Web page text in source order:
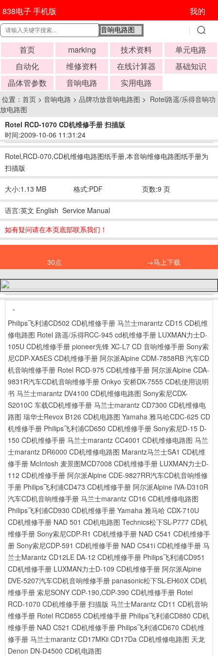
838电子 手机版 我的
首页 marking 技术资料
单元电路
自动化
维修资料 在线计算器
基础知识
晶体管参数
音响电路 实用电路
位置： 首页 > 音响电路 > 品牌功放音响电路图 > Rotel路遥/乐得音响功
放电路图
Rotel RCD-1070 CD机维修手册 扫描版
时间:2009-10-06 11:31:24
Rotel,RCD-070,CD机维修电路图纸手册,本音响维修电路图纸手册为
扫描版
大小:1.13 MB 格式:PDF 页数:9 页
语言:英文 English Service Manual
如有疑问请在本页底部联系我们！
30点 →马上下载
-
Philips飞利浦CD502 CD机维修手册 马兰士marantz CD15 CD机维
修电路图 Rotel 路遥/乐得RCC-945 cd机维修手册 LUXMAN力士D-
105U CD机维修手册 pioneer先锋 XC-L7 CD 音响维修手册 Sony索
尼CDP-XA5ES CD机维修手册 阿尔派Alpine CDM-7858RB 汽车CD
机音响维修手册 Rotel RCD-975 CD机维修手册 阿尔派Alpine CDA-
9831R汽车CD机音响维修手册 Onkyo 安桥DX-7555 CD机使用说明
书 马兰士marantz DV4100 CD机维修电路图 Sony索尼CDX-
S2010C 车载CD机维修手册 马兰士marantz CD7300 CD机维修电
路图 瑞华士Revox B126 CD机电路图 Yamaha 雅马哈CDC-625 CD
机维修手册 Philips飞利浦CD650 CD机维修手册 Sony索尼D-15 D-
150 CD机维修手册 马兰士marantz CC4001 CD机维修电路图 马兰
士marantz DR6000 CD机维修电路图 Marantz马兰士SA1 CD机维
修手册 McIntosh 麦景图MCD7008 CD机维修手册 LUXMAN力士D-
112 CD机维修手册 阿尔派Alpine CDE-9827RR汽车CD机音响维修
手册 Philips飞利浦CD473 CD机维修手册 阿尔派Alpine IVA-D310R
汽车CD机音响维修手册 马兰士marantz CD16 CD机维修电路图
Philips飞利浦CD930 CD机维修手册 Yamaha 雅马哈 CDX-710U
CD机维修手册 NAD 501 CD机电路图 Technics松下SL-P777 CD机
维修手册 Sony索尼CDP-R1 CD机维修手册 NAD C541 CD机维修手
册 Sony索尼CDP-591 CD机维修手册 NAD C541i CD机维修手册 马
兰士Marantz CD12LE DA-12 CD机维修手册 Philips飞利浦CD951
CD机维修手册 LUXMAN力士D-109 CD机维修手册 阿尔派Alpine
DVE-5207汽车CD机音响维修手册 panasonic松下SL-EH60X CD机
维修手册 索尼SONY CDP-190,CDP-390 CD机维修手册 Rotel
RCD-1070 CD机维修手册 扫描版 马兰士Marantz CD11 CD机音响
维修手册 Rotel RCD855 CD机维修手册 Philips飞利浦CD880 CD机
维修手册 NAD C521 CD机维修手册 Philips飞利浦CD670 CD机维
修手册 马兰士marantz CD17MKii CD17Da CD机维修电路图 天龙
Denon DN-D4500 CD机电路图